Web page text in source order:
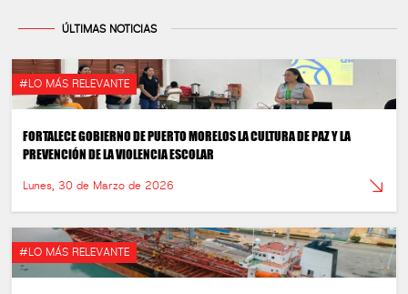
ÚLTIMAS NOTICIAS
#LO MÁS RELEVANTE
FORTALECE GOBIERNO DE PUERTO MORELOS LA CULTURA DE PAZ Y LA
PREVENCIÓN DE LA VIOLENCIA ESCOLAR
Lunes, 30 de Marzo de 2026
#LO MÁS RELEVANTE